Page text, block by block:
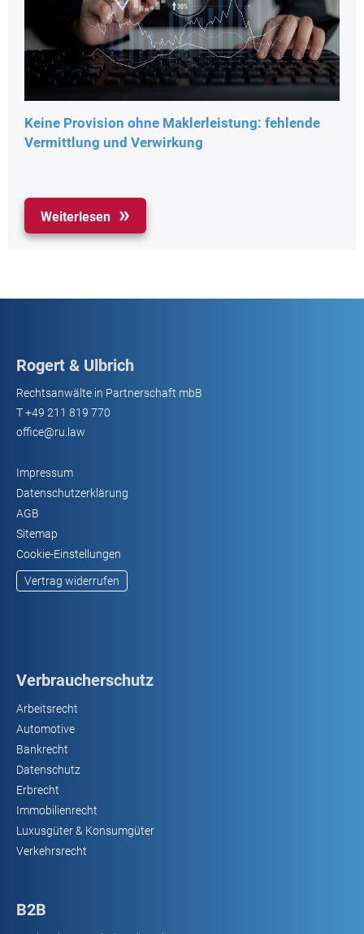
Keine Provision ohne Maklerleistung: fehlende
Vermittlung und Verwirkung
Weiterlesen
Rogert & Ulbrich
Rechtsanwälte in Partnerschaft mbB
T+49 211 819 770
office@ru.law
Impressum
Datenschutzerklärung
AGB
Sitemap
Cookie-Einstellungen
Vertrag widerrufen
Verbraucherschutz
Arbeitsrecht
Automotive
Bankrecht
Datenschutz
Erbrecht
Immobilienrecht
Luxusgüter & Konsumgüter
Verkehrsrecht
B2B